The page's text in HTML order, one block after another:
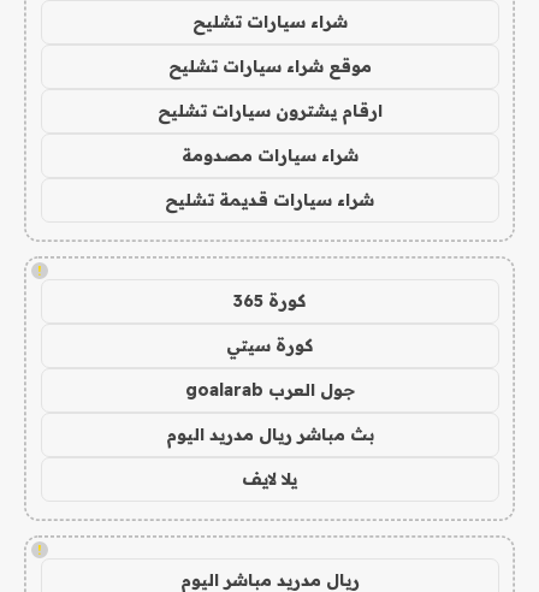
شراء سيارات تشليح
موقع شراء سيارات تشليح
ارقام يشترون سيارات تشليح
شراء سيارات مصدومة
شراء سيارات قديمة تشليح
!
كورة 365
كورة سيتي
جول العرب goalarab
بث مباشر ريال مدريد اليوم
يلا لايف
!
ريال مدريد مباشر اليوم